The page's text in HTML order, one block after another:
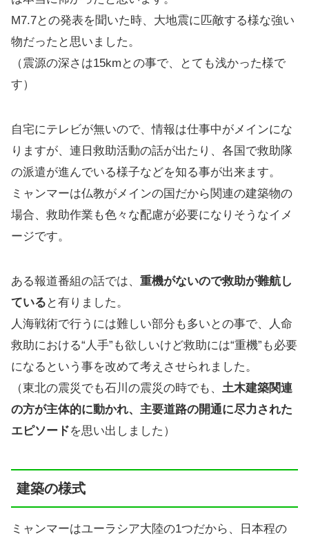
M7.7との発表を聞いた時、大地震に匹敵する様な強い
物だったと思いました。
（震源の深さは15kmとの事で、とても浅かった様で
す）
自宅にテレビが無いので、情報は仕事中がメインにな
りますが、連日救助活動の話が出たり、各国で救助隊
の派遣が進んでいる様子などを知る事が出来ます。
ミャンマーは仏教がメインの国だから関連の建築物の
場合、救助作業も色々な配慮が必要になりそうなイメ
ージです。
ある報道番組の話では、 重機がないので救助が難航し
ている と有りました。
人海戦術で行うには難しい部分も多いとの事で、人命
救助における“人手”も欲しいけど救助には“重機”も必要
になるという事を改めて考えさせられました。
（東北の震災でも石川の震災の時でも、 土木建築関連
の方が主体的に動かれ、主要道路の開通に尽力された
エピソードを思い出しました）
建築の様式
ミャンマーはユーラシア大陸の1つだから、日本程の